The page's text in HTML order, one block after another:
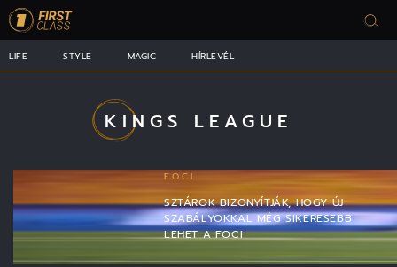
LIFE STYLE MAGIC HÍRLEVÉL
KINGS LEAGUE
FOCI
SZTÁROK BIZONYÍTJÁK, HOGY ÚJ
SZABÁLYOKKAL MÉG SIKERESEBB
LEHET A FOCI